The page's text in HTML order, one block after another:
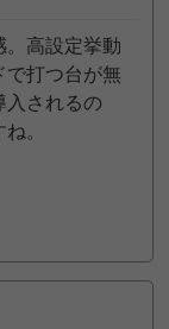
。高設定挙動
で打つ台が無
入されるの
。